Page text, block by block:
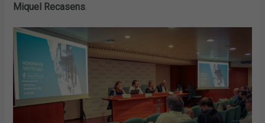
Miquel Recasens.